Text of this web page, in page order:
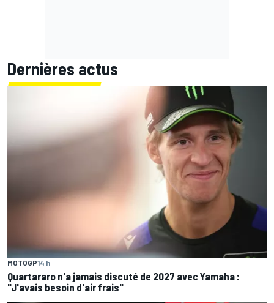
Dernières actus
MOTOGP14 h
Quartararo n'a jamais discuté de 2027 avec Yamaha :
"J'avais besoin d'air frais"